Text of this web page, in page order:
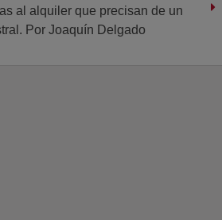
al alquiler que precisan de un
Por Joaquín Delgado